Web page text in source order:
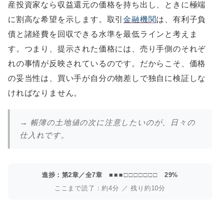
産投資家なら収益還元の価格を持ち出し、ときに極端
に割高な希望を示します。取引金融機関は、有利子負
債と諸経費を回収できる水準を最低ラインと考えま
す。つまり、提示された価格には、売り手側のそれぞ
れの事情が反映されているのです。だからこそ、価格
の妥当性は、買い手が自分の物差しで独自に検証しな
ければなりません。
→ 帳簿の土地値の次に注意したいのが、日々の
仕入れです。
進捗：第2章／全7章■■■□□□□□□□
29%
ここまで読了：約4分 ／ 残り約10分